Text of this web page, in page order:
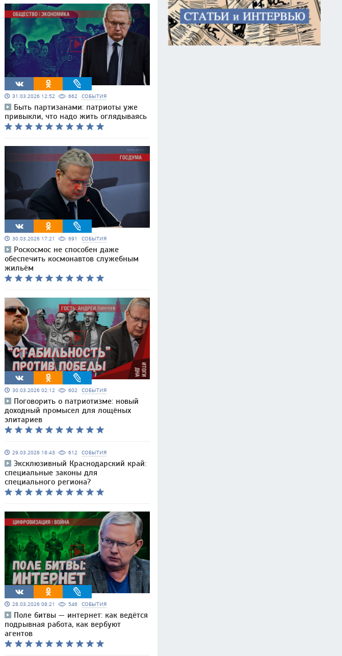
31.03.2026 12:52 662 СОБЫТИЯ
Быть партизанами: патриоты уже
привыкли, что надо жить оглядываясь
30.03.2026 17:21 691 СОБЫТИЯ
Роскосмос не способен даже
обеспечить космонавтов служебным
жильём
30.03.2026 02:12 602 СОБЫТИЯ
Поговорить о патриотизме: новый
доходный промысел для лощёных
элитариев
29.03.2026 18:43 612 СОБЫТИЯ
Эксклюзивный Краснодарский край:
специальные законы для
специального региона?
28.03.2026 08:21 546 СОБЫТИЯ
Поле битвы — интернет: как ведётся
подрывная работа, как вербуют
агентов